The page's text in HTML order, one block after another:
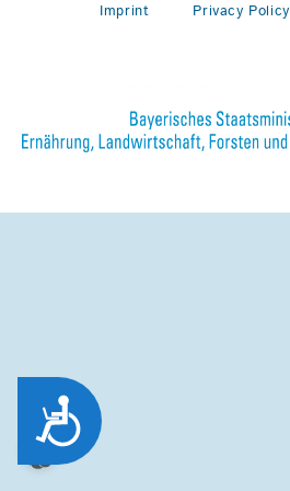
Zug&auml;nglichkeit
Imprint Privacy Policy